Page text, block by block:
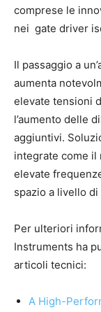
comprese le
nei gate driver
Il passaggio a
aumenta
elevate tensioni
l’aumento delle
aggiuntivi.
integrate come il
elevate
spazio a livello
Per ulteriori
Instruments ha
articoli tecnici:
A High-